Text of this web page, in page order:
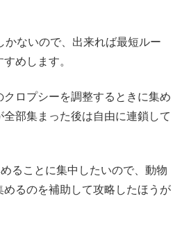
かないので、出来れば最短ルー
めします。
ロプシーを調整するときに集め
部集まった後は自由に連鎖して
ることに集中したいので、動物
めるのを補助して攻略したほうが